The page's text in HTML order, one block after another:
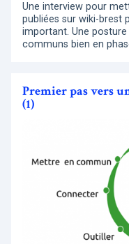
Une interview pour
publiées sur wiki-brest
important. Une
communs bien en
Premier pas vers
(1)